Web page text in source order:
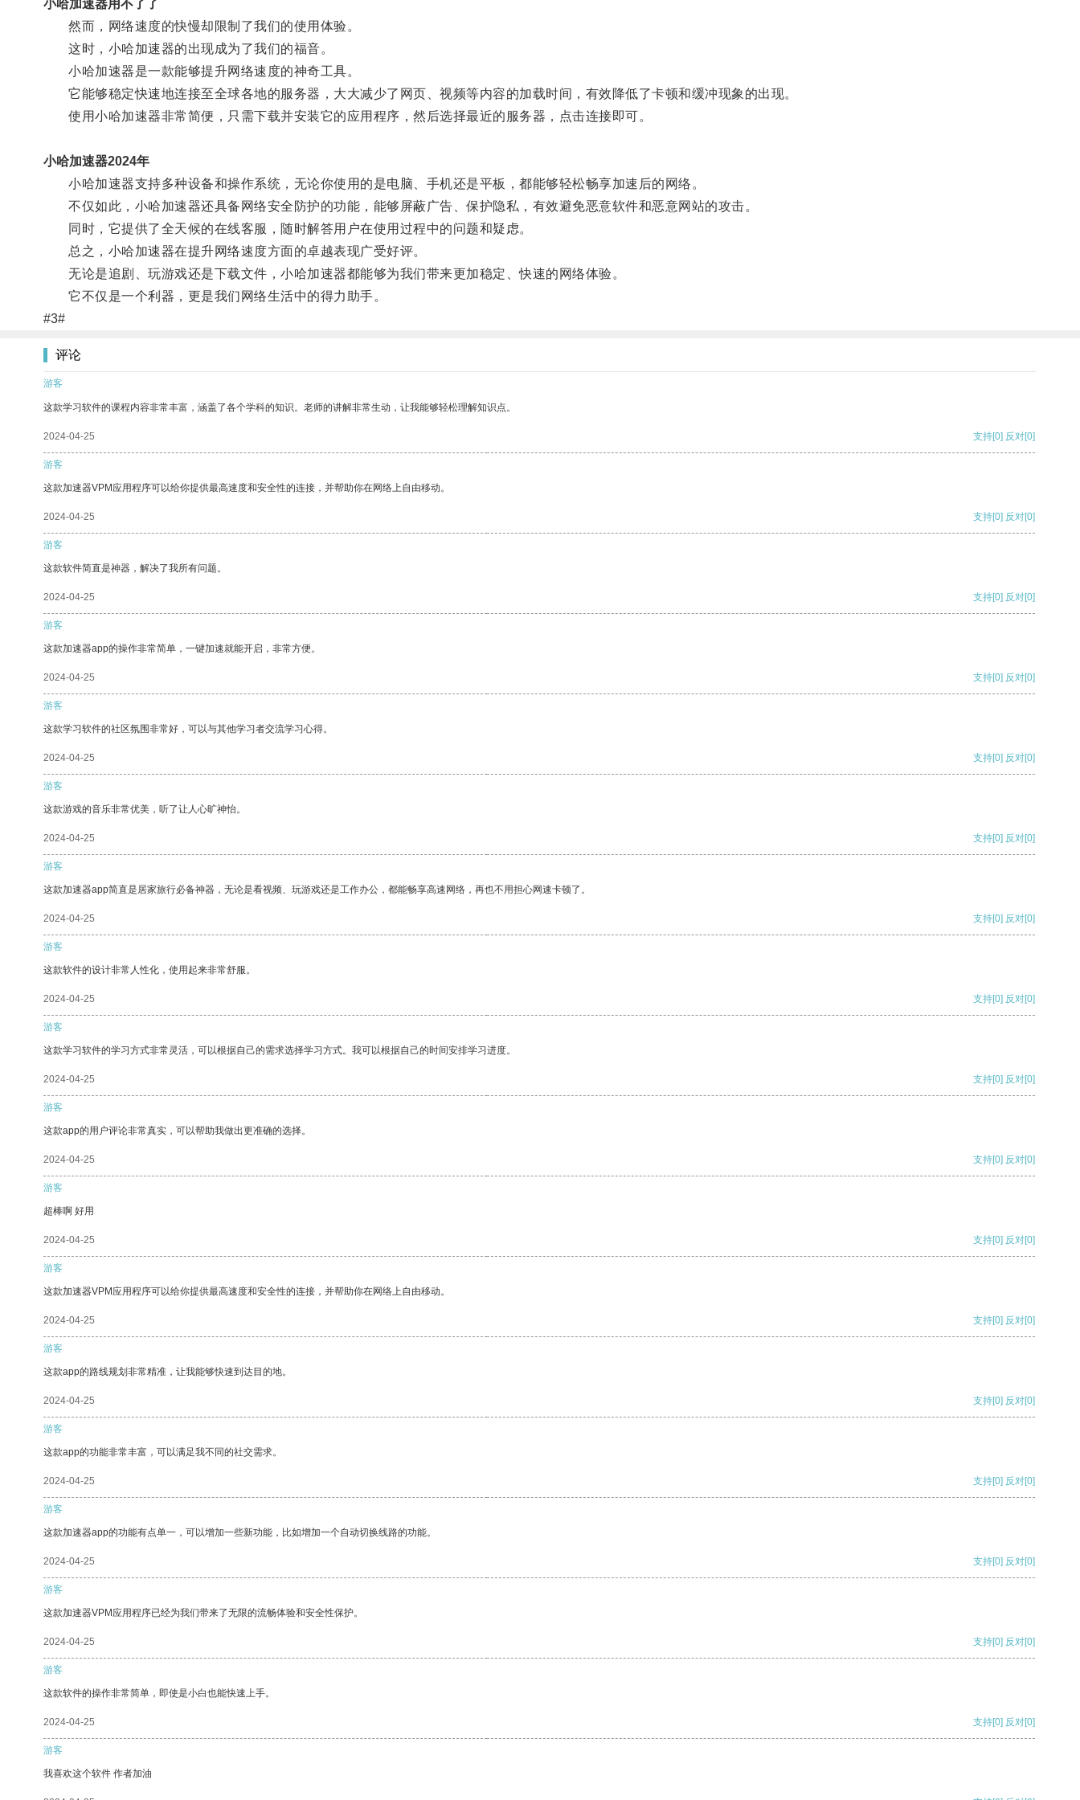
小哈加速器用不了了
然而，网络速度的快慢却限制了我们的使用体验。
这时，小哈加速器的出现成为了我们的福音。
小哈加速器是一款能够提升网络速度的神奇工具。
它能够稳定快速地连接至全球各地的服务器，大大减少了网页、视频等内容的加载时间，有效降低了卡顿和缓冲现象的出现。
使用小哈加速器非常简便，只需下载并安装它的应用程序，然后选择最近的服务器，点击连接即可。
小哈加速器2024年
小哈加速器支持多种设备和操作系统，无论你使用的是电脑、手机还是平板，都能够轻松畅享加速后的网络。
不仅如此，小哈加速器还具备网络安全防护的功能，能够屏蔽广告、保护隐私，有效避免恶意软件和恶意网站的攻击。
同时，它提供了全天候的在线客服，随时解答用户在使用过程中的问题和疑虑。
总之，小哈加速器在提升网络速度方面的卓越表现广受好评。
无论是追剧、玩游戏还是下载文件，小哈加速器都能够为我们带来更加稳定、快速的网络体验。
它不仅是一个利器，更是我们网络生活中的得力助手。
#3#
评论
游客
这款学习软件的课程内容非常丰富，涵盖了各个学科的知识。老师的讲解非常生动，让我能够轻松理解知识点。
2024-04-25 支持[0] 反对[0]
游客
这款加速器VPM应用程序可以给你提供最高速度和安全性的连接，并帮助你在网络上自由移动。
2024-04-25 支持[0] 反对[0]
游客
这款软件简直是神器，解决了我所有问题。
2024-04-25 支持[0] 反对[0]
游客
这款加速器app的操作非常简单，一键加速就能开启，非常方便。
2024-04-25 支持[0] 反对[0]
游客
这款学习软件的社区氛围非常好，可以与其他学习者交流学习心得。
2024-04-25 支持[0] 反对[0]
游客
这款游戏的音乐非常优美，听了让人心旷神怡。
2024-04-25 支持[0] 反对[0]
游客
这款加速器app简直是居家旅行必备神器，无论是看视频、玩游戏还是工作办公，都能畅享高速网络，再也不用担心网速卡顿了。
2024-04-25 支持[0] 反对[0]
游客
这款软件的设计非常人性化，使用起来非常舒服。
2024-04-25 支持[0] 反对[0]
游客
这款学习软件的学习方式非常灵活，可以根据自己的需求选择学习方式。我可以根据自己的时间安排学习进度。
2024-04-25 支持[0] 反对[0]
游客
这款app的用户评论非常真实，可以帮助我做出更准确的选择。
2024-04-25 支持[0] 反对[0]
游客
超棒啊 好用
2024-04-25 支持[0] 反对[0]
游客
这款加速器VPM应用程序可以给你提供最高速度和安全性的连接，并帮助你在网络上自由移动。
2024-04-25 支持[0] 反对[0]
游客
这款app的路线规划非常精准，让我能够快速到达目的地。
2024-04-25 支持[0] 反对[0]
游客
这款app的功能非常丰富，可以满足我不同的社交需求。
2024-04-25 支持[0] 反对[0]
游客
这款加速器app的功能有点单一，可以增加一些新功能，比如增加一个自动切换线路的功能。
2024-04-25 支持[0] 反对[0]
游客
这款加速器VPM应用程序已经为我们带来了无限的流畅体验和安全性保护。
2024-04-25 支持[0] 反对[0]
游客
这款软件的操作非常简单，即使是小白也能快速上手。
2024-04-25 支持[0] 反对[0]
游客
我喜欢这个软件 作者加油